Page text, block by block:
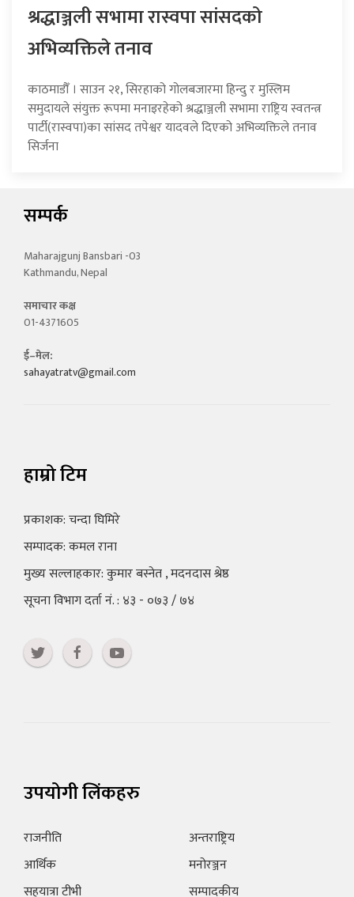
श्रद्धाञ्जली सभामा रास्वपा सांसदको
अभिव्यक्तिले तनाव
काठमाडौँ । साउन २१, सिरहाको गोलबजारमा हिन्दु र मुस्लिम
समुदायले संयुक्त रूपमा मनाइरहेको श्रद्धाञ्जली सभामा राष्ट्रिय स्वतन्त्र
पार्टी(रास्वपा)का सांसद तपेश्वर यादवले दिएको अभिव्यक्तिले तनाव
सिर्जना
सम्पर्क
Maharajgunj Bansbari -03
Kathmandu, Nepal
समाचार कक्ष
01-4371605
ई–मेल:
sahayatratv@gmail.com
हाम्रो टिम
प्रकाशक: चन्दा घिमिरे
सम्पादक: कमल राना
मुख्य सल्लाहकार: कुमार बस्नेत , मदनदास श्रेष्ठ
सूचना विभाग दर्ता नं. : ४३ - ०७३ / ७४
उपयोगी लिंकहरु
राजनीति
आर्थिक
सहयात्रा टीभी
अन्तराष्ट्रिय
मनोरञ्जन
सम्पादकीय